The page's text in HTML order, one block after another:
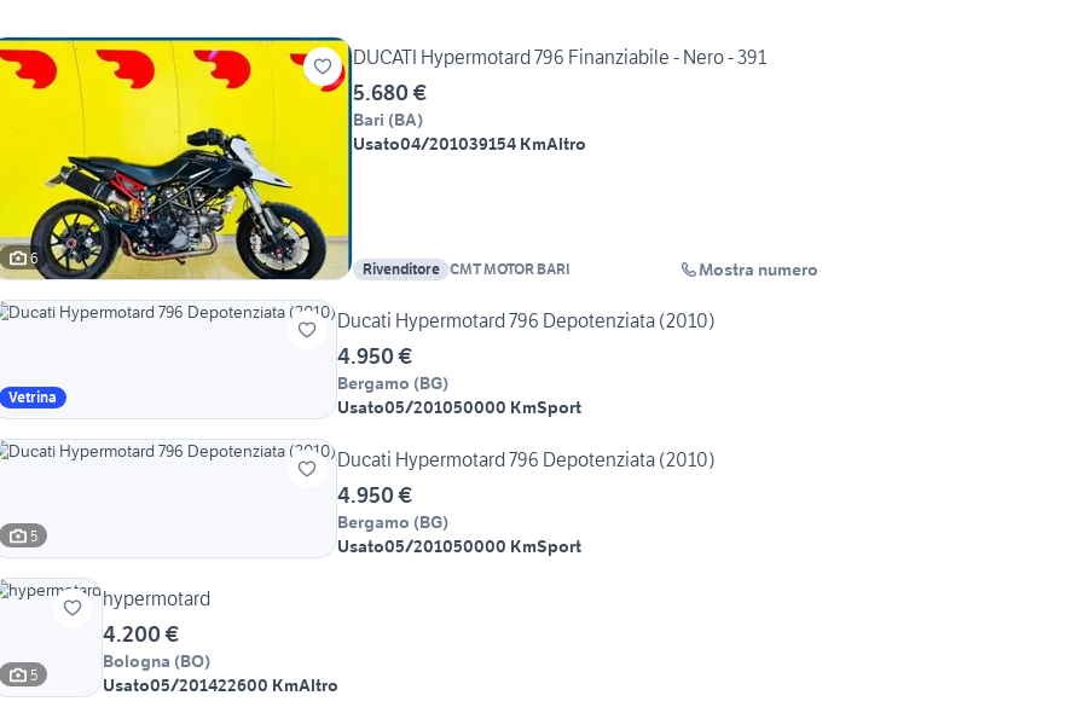
6
DUCATI Hypermotard 796 Finanziabile - Nero - 391
5.680 €
Bari (BA)
Usato04/201039154 KmAltro
Rivenditore CMT MOTOR BARI Mostra numero
Vetrina
Ducati Hypermotard 796 Depotenziata (2010)
4.950 €
Bergamo (BG)
Usato05/201050000 KmSport
5
Ducati Hypermotard 796 Depotenziata (2010)
4.950 €
Bergamo (BG)
Usato05/201050000 KmSport
5
hypermotard
4.200 €
Bologna (BO)
Usato05/201422600 KmAltro